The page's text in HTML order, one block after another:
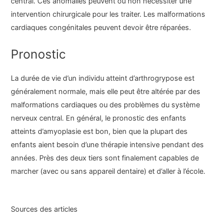
intervention chirurgicale pour les traiter. Les malformations
cardiaques congénitales peuvent devoir être réparées.
Pronostic
La durée de vie d’un individu atteint d’arthrogrypose est
généralement normale, mais elle peut être altérée par des
malformations cardiaques ou des problèmes du système
nerveux central. En général, le pronostic des enfants
atteints d’amyoplasie est bon, bien que la plupart des
enfants aient besoin d’une thérapie intensive pendant des
années. Près des deux tiers sont finalement capables de
marcher (avec ou sans appareil dentaire) et d’aller à l’école.
Sources des articles